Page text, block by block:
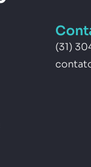
(31)